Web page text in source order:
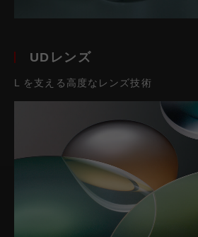
UDレンズ
L を支える高度なレンズ技術